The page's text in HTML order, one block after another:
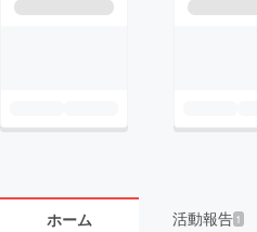
ホーム 活動報告 1